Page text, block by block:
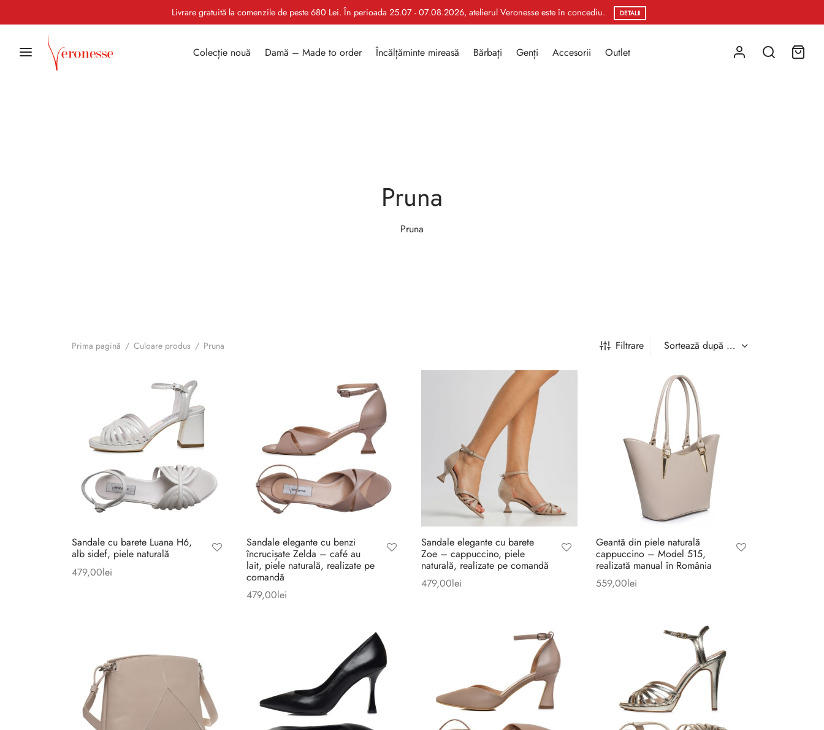
Livrare gratuită la comenzile de peste 680 Lei. În perioada 25.07 - 07.08.2026, atelierul Veronesse este în concediu. DETALII
Colecție nouă Damă – Made to order Încălțăminte mireasă Bărbați Genți Accesorii Outlet
Pruna
Pruna
Prima pagină / Culoare produs / Pruna Filtrare
Sandale cu barete Luana H6,
alb sidef, piele naturală
479,00lei
Sandale elegante cu benzi
încrucișate Zelda – café au
lait, piele naturală, realizate pe
comandă
479,00lei
Sandale elegante cu barete
Zoe – cappuccino, piele
naturală, realizate pe comandă
479,00lei
Geantă din piele naturală
cappuccino – Model 515,
realizată manual în România
559,00lei